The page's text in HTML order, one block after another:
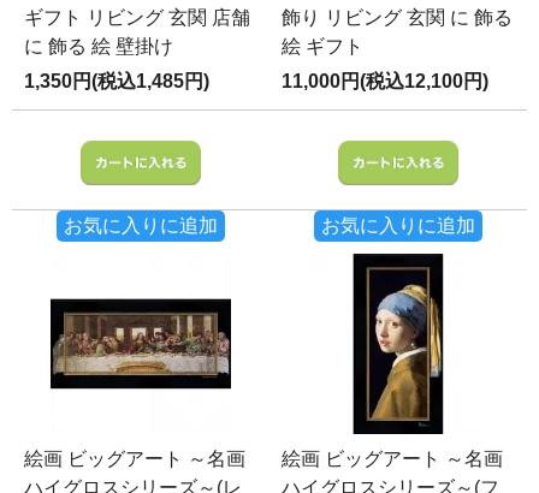
ギフト リビング 玄関 店舗
に 飾る 絵 壁掛け
1,350円(税込1,485円)
お気に入りに追加
飾り リビング 玄関 に 飾る
絵 ギフト
11,000円(税込12,100円)
お気に入りに追加
絵画 ビッグアート ～名画
ハイグロスシリーズ～(レ
絵画 ビッグアート ～名画
ハイグロスシリーズ～(フ